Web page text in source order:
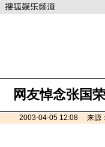
网友悼念张国
2003-04-05 12:08 来源